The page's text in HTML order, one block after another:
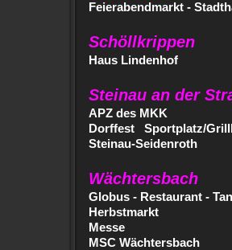
Feierabendmarkt -
Schöllkrippen
Haus Lindenhof
Steinau an der
APZ des MKK
Dorffest Sportplatz/
Steinau-Seidenroth
Wächtersbach
Globus - Restaurant -
Herbstmarkt
Messe
MSC Wächtersbach